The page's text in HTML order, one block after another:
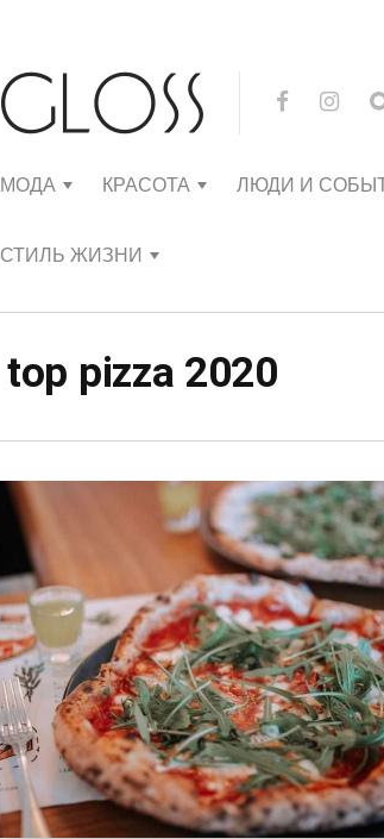
МОДА КРАСОТА ЛЮДИ И
СТИЛЬ ЖИЗНИ
top pizza 2020